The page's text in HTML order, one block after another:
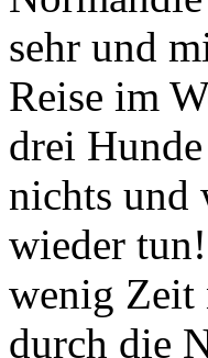
sehr und
Reise im
drei
nichts und
wieder
wenig Zeit
durch die